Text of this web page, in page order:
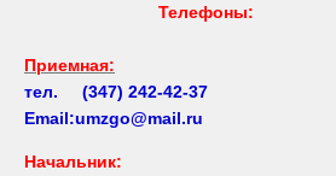
Телефоны:
Приемная:
тел. (347) 242-42-37
Email:umzgo@mail.ru
Начальник: